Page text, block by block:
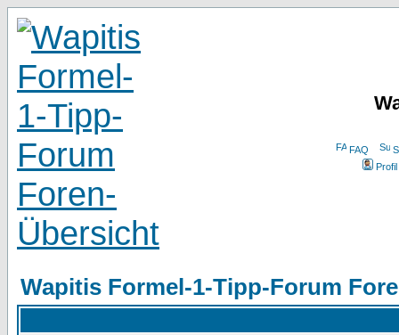
FAQ
Profil
Wapitis Formel-1-Tipp-Forum